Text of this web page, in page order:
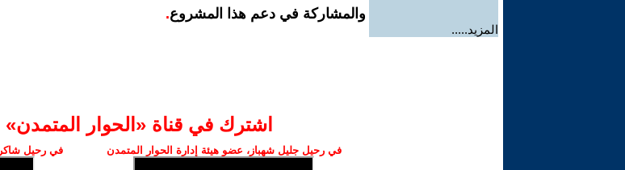
المزيد.....
والمشاركة في دعم هذا المشروع.
اشترك في قناة ‫«الحوار المتمدن»
في رحيل جليل شهباز، عضو هيئة إدارة الحوار المتمدن في رحيل